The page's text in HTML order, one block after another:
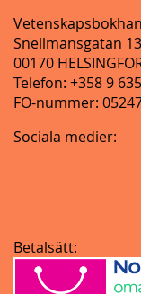
Snellmansgatan 13
00170
Telefon: +358 9
FO-nummer:
Sociala medier:
Betalsätt: